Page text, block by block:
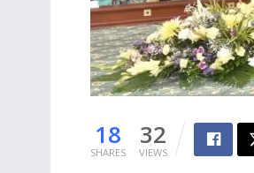
18
SHARES
32
VIEWS